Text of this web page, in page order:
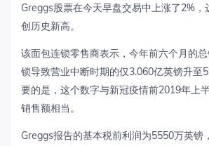
Greggs股票在今天早盘交易中上涨了2%，
创历史新高。
该面包连锁零售商表示，今年前六个月的
锁导致营业中断时期的仅3.060亿英镑升至
要的是，这个数字与新冠疫情前2019年上
销售额相当。
Greggs报告的基本税前利润为5550万英镑